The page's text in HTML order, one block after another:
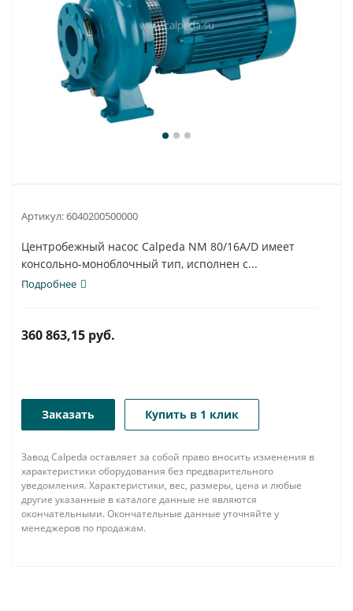
Артикул:6040200500000
Центробежный насос Calpeda NM 80/16A/D имеет
консольно-моноблочный тип, исполнен с...
Подробнее
360 863,15 руб.
Заказать Купить в 1 клик
Завод Calpeda оставляет за собой право вносить изменения в
характеристики оборудования без предварительного
уведомления. Характеристики, вес, размеры, цена и любые
другие указанные в каталоге данные не являются
окончательными. Окончательные данные уточняйте у
менеджеров по продажам.